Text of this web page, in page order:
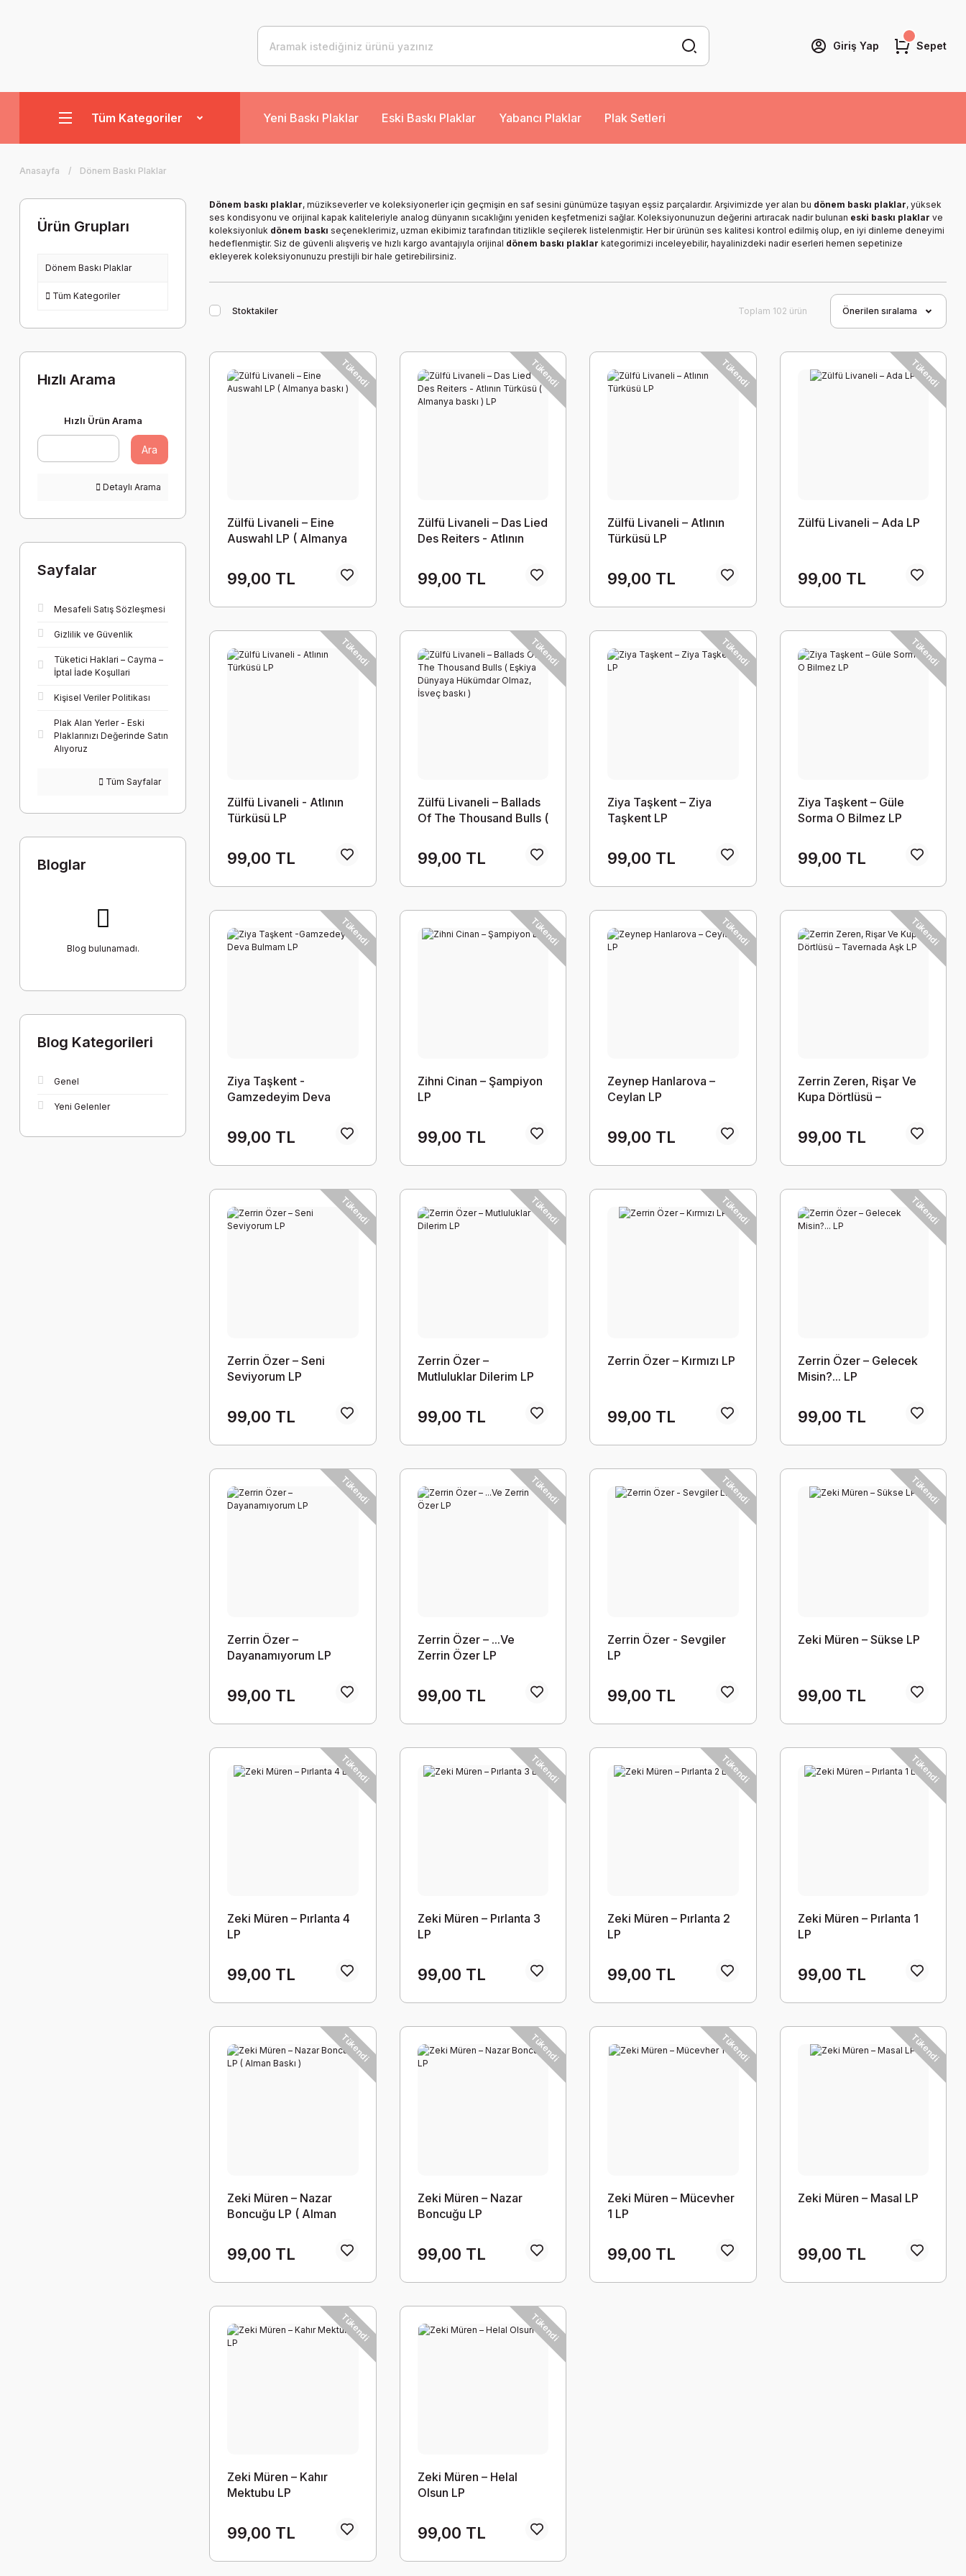
Giriş Yap Sepet
Tüm Kategoriler Yeni Baskı Plaklar Eski Baskı Plaklar Yabancı Plaklar Plak Setleri
Anasayfa Dönem Baskı Plaklar
Ürün Grupları
Dönem Baskı Plaklar
Tüm Kategoriler
Hızlı Arama
Hızlı Ürün Arama
Ara
Detaylı Arama
Sayfalar
Mesafeli Satış Sözleşmesi
Gizlilik ve Güvenlik
Tüketici Haklari – Cayma –
İptal İade Koşullari
Kişisel Veriler Politikası
Plak Alan Yerler - Eski
Plaklarınızı Değerinde Satın
Alıyoruz
Tüm Sayfalar
Bloglar
Blog bulunamadı.
Blog Kategorileri
Genel
Yeni Gelenler
Dönem baskı plaklar, müzikseverler ve koleksiyonerler için geçmişin en saf sesini günümüze taşıyan eşsiz parçalardır. Arşivimizde yer alan bu dönem baskı plaklar, yüksek
ses kondisyonu ve orijinal kapak kaliteleriyle analog dünyanın sıcaklığını yeniden keşfetmenizi sağlar. Koleksiyonunuzun değerini artıracak nadir bulunan eski baskı plaklar ve
koleksiyonluk dönem baskı seçeneklerimiz, uzman ekibimiz tarafından titizlikle seçilerek listelenmiştir. Her bir ürünün ses kalitesi kontrol edilmiş olup, en iyi dinleme deneyimi
hedeflenmiştir. Siz de güvenli alışveriş ve hızlı kargo avantajıyla orijinal dönem baskı plaklar kategorimizi inceleyebilir, hayalinizdeki nadir eserleri hemen sepetinize
ekleyerek koleksiyonunuzu prestijli bir hale getirebilirsiniz.
Stoktakiler Toplam 102 ürün
Tükendi
Zülfü Livaneli – Eine
Auswahl LP ( Almanya
99,00 TL
Tükendi
Zülfü Livaneli – Das Lied
Des Reiters - Atlının
baskı ) LP
99,00 TL
Tükendi
Zülfü Livaneli – Atlının
Türküsü LP
99,00 TL
Tükendi
Zülfü Livaneli – Ada LP
99,00 TL
Tükendi
Zülfü Livaneli - Atlının
Türküsü LP
99,00 TL
Tükendi
Zülfü Livaneli – Ballads
Of The Thousand Bulls (
Hükümdar Olmaz, İsveç
baskı )
99,00 TL
Tükendi
Ziya Taşkent – Ziya
Taşkent LP
99,00 TL
Tükendi
Ziya Taşkent – Güle
Sorma O Bilmez LP
99,00 TL
Tükendi
Ziya Taşkent -
Gamzedeyim Deva
99,00 TL
Tükendi
Zihni Cinan – Şampiyon
LP
99,00 TL
Tükendi
Zeynep Hanlarova –
Ceylan LP
99,00 TL
Tükendi
Zerrin Zeren, Rişar Ve
Kupa Dörtlüsü –
99,00 TL
Tükendi
Zerrin Özer – Seni
Seviyorum LP
99,00 TL
Tükendi
Zerrin Özer –
Mutluluklar Dilerim LP
99,00 TL
Tükendi
Zerrin Özer – Kırmızı LP
99,00 TL
Tükendi
Zerrin Özer – Gelecek
Misin?... LP
99,00 TL
Tükendi
Zerrin Özer –
Dayanamıyorum LP
99,00 TL
Tükendi
Zerrin Özer – ...Ve
Zerrin Özer LP
99,00 TL
Tükendi
Zerrin Özer - Sevgiler
LP
99,00 TL
Tükendi
Zeki Müren – Sükse LP
99,00 TL
Tükendi
Zeki Müren – Pırlanta 4
LP
99,00 TL
Tükendi
Zeki Müren – Pırlanta 3
LP
99,00 TL
Tükendi
Zeki Müren – Pırlanta 2
LP
99,00 TL
Tükendi
Zeki Müren – Pırlanta 1
LP
99,00 TL
Tükendi
Zeki Müren – Nazar
Boncuğu LP ( Alman
99,00 TL
Tükendi
Zeki Müren – Nazar
Boncuğu LP
99,00 TL
Tükendi
Zeki Müren – Mücevher
1 LP
99,00 TL
Tükendi
Zeki Müren – Masal LP
99,00 TL
Tükendi
Zeki Müren – Kahır
Mektubu LP
99,00 TL
Tükendi
Zeki Müren – Helal
Olsun LP
99,00 TL